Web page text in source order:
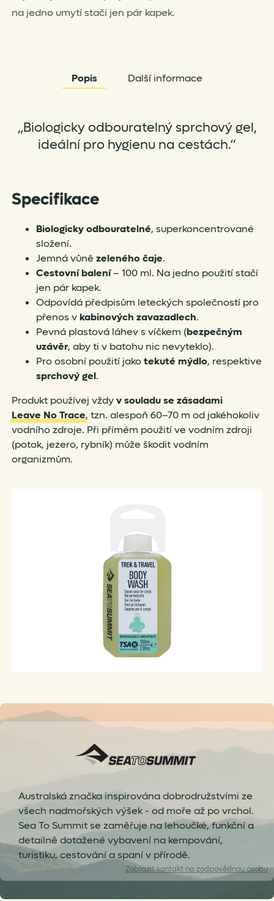
na jedno umytí stačí jen pár kapek.
Popis Další informace
„Biologicky odbouratelný sprchový gel,
ideální pro hygienu na cestách.“
Specifikace
Biologicky odbouratelné, superkoncentrované
složení.
Jemná vůnězeleného čaje.
Cestovní balení– 100 ml. Na jedno použití stačí
jen pár kapek.
Odpovídá předpisům leteckých společností pro
přenos v kabinových zavazadlech.
Pevná plastová láhev s víčkem (bezpečným
uzávěr, aby ti v batohu nic nevyteklo).
Pro osobní použití jakotekuté mýdlo, respektive
sprchový gel.
Produkt používej vždyv souladu se zásadami
Leave No Trace, tzn. alespoň 60–70 m od jakéhokoliv
vodního zdroje. Při přímém použití ve vodním zdroji
(potok, jezero, rybník) může škodit vodním
organizmům.
Australská značka inspirována dobrodružstvími ze
všech nadmořských výšek - od moře až po vrchol.
Sea To Summit se zaměřuje na lehoučké, funkční a
detailně dotažené vybavení na kempování,
turistiku, cestování a spaní v přírodě.
Zobrazitkontakt na zodpovědnou osobu